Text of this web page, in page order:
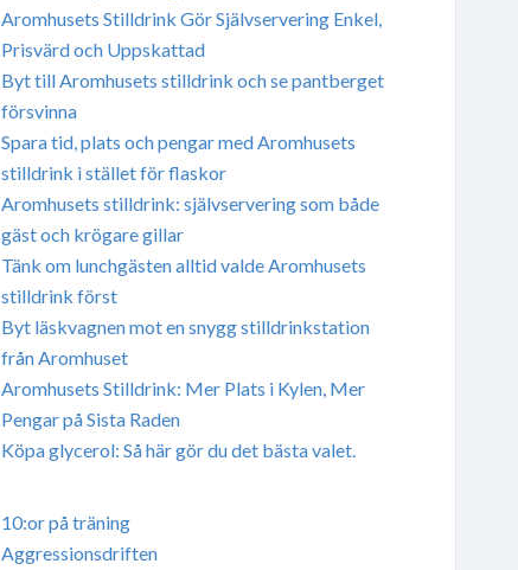
Aromhusets Stilldrink Gör Självservering Enkel,
Prisvärd och Uppskattad
Byt till Aromhusets stilldrink och se pantberget
försvinna
Spara tid, plats och pengar med Aromhusets
stilldrink i stället för flaskor
Aromhusets stilldrink: självservering som både
gäst och krögare gillar
Tänk om lunchgästen alltid valde Aromhusets
stilldrink först
Byt läskvagnen mot en snygg stilldrinkstation
från Aromhuset
Aromhusets Stilldrink: Mer Plats i Kylen, Mer
Pengar på Sista Raden
Köpa glycerol: Så här gör du det bästa valet.
10:or på träning
Aggressionsdriften